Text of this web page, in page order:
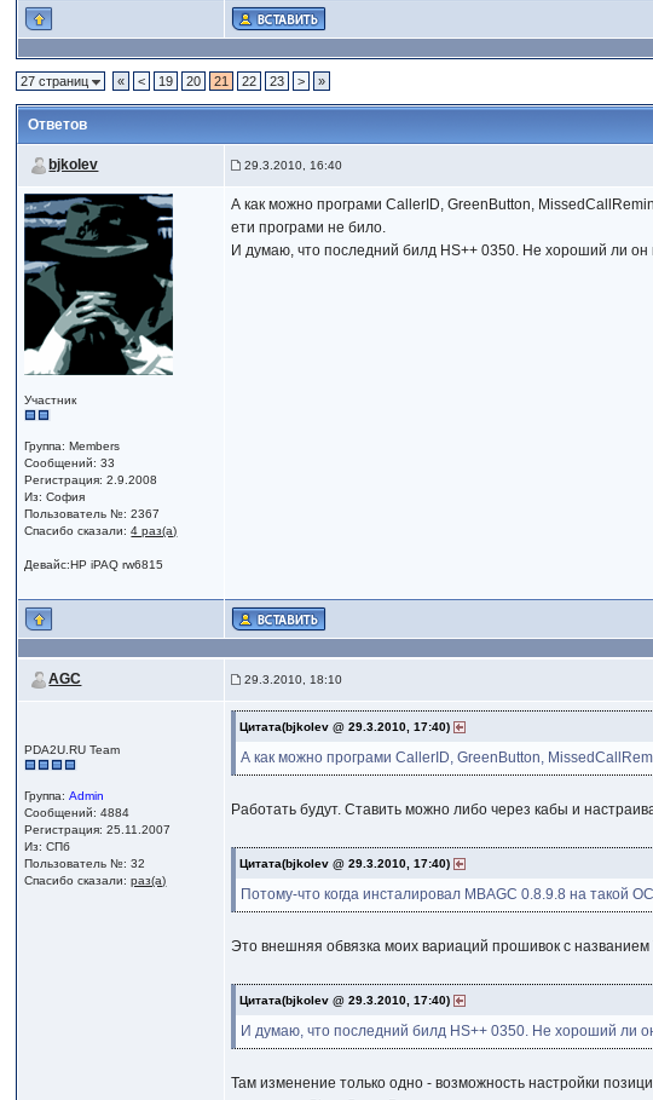
27 страниц « < 19 20 21 22 23 > »
Ответов
bjkolev 29.3.2010, 16:40
Участник
Группа: Members
Сообщений: 33
Регистрация: 2.9.2008
Из: София
Пользователь №: 2367
Спасибо сказали:4 раз(а)
Девайс:HP iPAQ rw6815
А как можно програми CallerID, GreenButton,
ети програми не било.
И думаю, что последний билд HS++ 0350. Не хороший ли он
AGC 29.3.2010, 18:10
PDA2U.RU Team
Группа:Admin
Сообщений: 4884
Регистрация: 25.11.2007
Из: СПб
Пользователь №: 32
Спасибо сказали:раз(а)
Цитата(bjkolev @ 29.3.2010, 17:40)
А как можно програми CallerID, GreenButton,
Работать будут. Ставить можно либо через кабы и
Цитата(bjkolev @ 29.3.2010, 17:40)
Потому-что когда инсталировал MBAGC 0.8.9.8 на такой
Это внешняя обвязка моих вариаций прошивок с
Цитата(bjkolev @ 29.3.2010, 17:40)
И думаю, что последний билд HS++ 0350. Не хороший ли
Там изменение только одно - возможность настройки